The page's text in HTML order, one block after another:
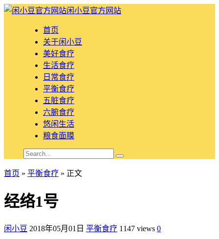
闲小豆官方网站
首页
关于闲小豆
美好食疗
生活食疗
日常食疗
平衡食疗
五脏食疗
六腑食疗
悠闲生活
粮食面膜
首页 » 平衡食疗 » 正文
经络1号
闲小豆 2018年05月01日 平衡食疗 1147 views 0